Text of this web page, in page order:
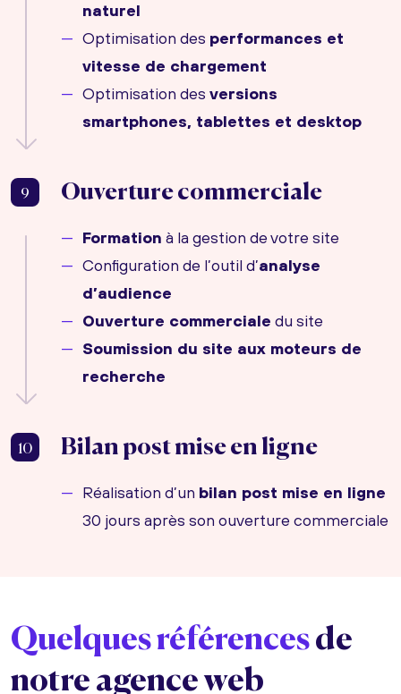
naturel
Optimisation des performances et
vitesse de chargement
Optimisation des versions
smartphones, tablettes et desktop
9 Ouverture commerciale
Formation à la gestion de votre site
Configuration de l’outil d’analyse
d’audience
Ouverture commerciale du site
Soumission du site aux moteurs de
recherche
10 Bilan post mise en ligne
Réalisation d’un bilan post mise en ligne
30 jours après son ouverture commerciale
Quelques référencesde
notre agence web